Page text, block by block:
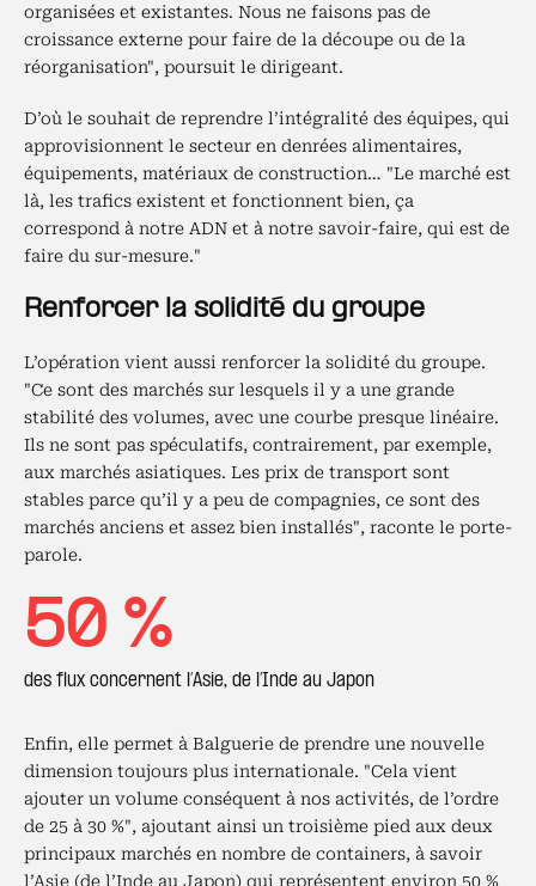
organisées et existantes. Nous ne faisons pas de
croissance externe pour faire de la découpe ou de la
réorganisation", poursuit le dirigeant.
D’où le souhait de reprendre l’intégralité des équipes, qui
approvisionnent le secteur en denrées alimentaires,
équipements, matériaux de construction… "Le marché est
là, les trafics existent et fonctionnent bien, ça
correspond à notre ADN et à notre savoir-faire, qui est de
faire du sur-mesure."
Renforcer la solidité du groupe
L’opération vient aussi renforcer la solidité du groupe.
"Ce sont des marchés sur lesquels il y a une grande
stabilité des volumes, avec une courbe presque linéaire.
Ils ne sont pas spéculatifs, contrairement, par exemple,
aux marchés asiatiques. Les prix de transport sont
stables parce qu’il y a peu de compagnies, ce sont des
marchés anciens et assez bien installés", raconte le porte-
parole.
50 %
des flux concernent l’Asie, de l’Inde au Japon
Enfin, elle permet à Balguerie de prendre une nouvelle
dimension toujours plus internationale. "Cela vient
ajouter un volume conséquent à nos activités, de l’ordre
de 25 à 30 %", ajoutant ainsi un troisième pied aux deux
principaux marchés en nombre de containers, à savoir
l’Asie (de l’Inde au Japon) qui représentent environ 50 %